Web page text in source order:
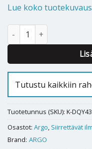
Lue koko tuotekuvaus
Siirrettävä ilmastointilaite
Alternative:
Tutustu kaikkiin
Tuotetunnus (SKU): K-
Osastot: Argo, Siirrettävät
Brand: ARGO